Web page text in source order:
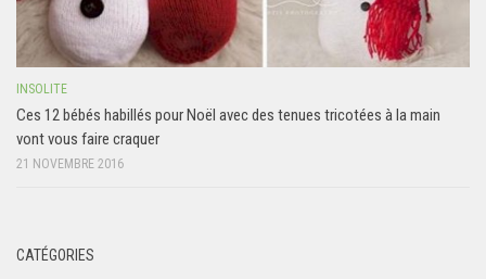
INSOLITE
Ces 12 bébés habillés pour Noël avec des tenues tricotées à la main
vont vous faire craquer
21 NOVEMBRE 2016
CATÉGORIES